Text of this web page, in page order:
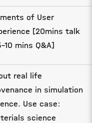
of User
[20mins talk
10 mins Q&A]
real life
in simulation
Use case:
science